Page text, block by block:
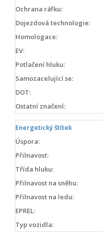
Ochrana ráfku:
Dojezdová technologie:
Homologace:
EV:
Potlačení hluku:
Samozacelující se:
DOT:
Ostatní značení:
Energetický štítek
Úspora:
Přilnavost:
Třída hluku:
Přilnavost na sněhu:
Přilnavost na ledu:
EPREL:
Typ vozidla: